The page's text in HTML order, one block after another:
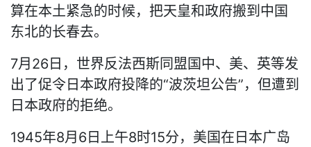
算在本土紧急的时候，把天皇和政府搬到中国
东北的长春去。
7月26日，世界反法西斯同盟国中、美、英等发
出了促令日本政府投降的“波茨坦公告”，但遭到
日本政府的拒绝。
1945年8月6日上午8时15分，美国在日本广岛